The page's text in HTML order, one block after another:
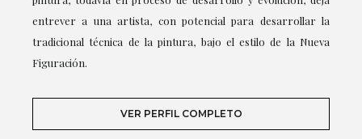
entrever a una artista, con potencial para desarrollar la
tradicional técnica de la pintura, bajo el estilo de la Nueva
Figuración.
VER PERFIL COMPLETO